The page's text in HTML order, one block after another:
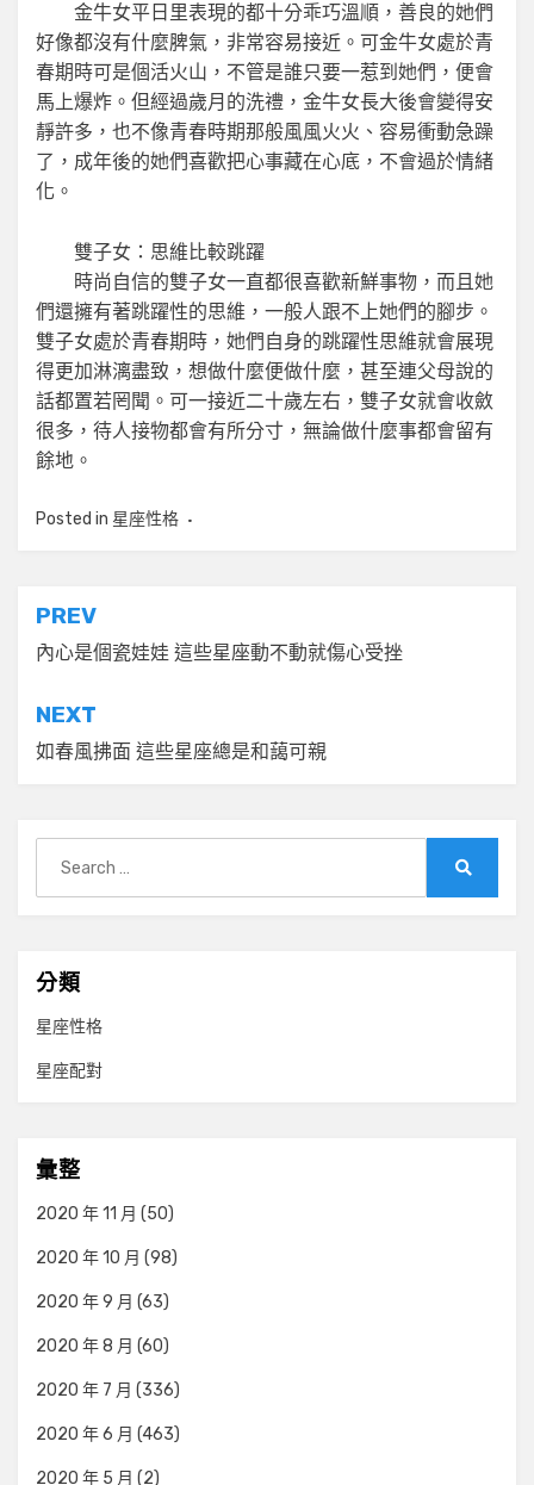
金牛女平日里表現的都十分乖巧溫順，善良的她們
好像都沒有什麼脾氣，非常容易接近。可金牛女處於青
春期時可是個活火山，不管是誰只要一惹到她們，便會
馬上爆炸。但經過歲月的洗禮，金牛女長大後會變得安
靜許多，也不像青春時期那般風風火火、容易衝動急躁
了，成年後的她們喜歡把心事藏在心底，不會過於情緒
化。
雙子女：思維比較跳躍
時尚自信的雙子女一直都很喜歡新鮮事物，而且她
們還擁有著跳躍性的思維，一般人跟不上她們的腳步。
雙子女處於青春期時，她們自身的跳躍性思維就會展現
得更加淋漓盡致，想做什麼便做什麼，甚至連父母說的
話都置若罔聞。可一接近二十歲左右，雙子女就會收斂
很多，待人接物都會有所分寸，無論做什麼事都會留有
餘地。
Posted in 星座性格
文
章
導
覽
PREV
內心是個瓷娃娃 這些星座動不動就傷心受挫
NEXT
如春風拂面 這些星座總是和藹可親
for:
分類
星座性格
星座配對
彙整
2020 年 11 月 (50)
2020 年 10 月 (98)
2020 年 9 月 (63)
2020 年 8 月 (60)
2020 年 7 月 (336)
2020 年 6 月 (463)
2020 年 5 月 (2)